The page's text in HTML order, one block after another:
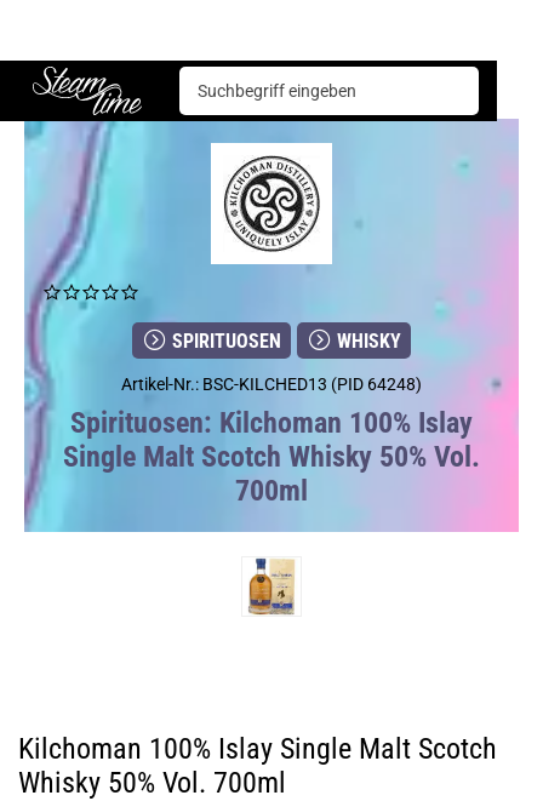
Steam time
Spirituosen Whisky Kilchoman 100% Islay Single Malt Scotch Whisky 50% Vol. 700ml
SPIRITUOSEN WHISKY
Artikel-Nr.: BSC-KILCHED13 (PID 64248)
Spirituosen: Kilchoman 100% Islay
Single Malt Scotch Whisky 50% Vol.
700ml
Kilchoman 100% Islay Single Malt Scotch
Whisky 50% Vol. 700ml